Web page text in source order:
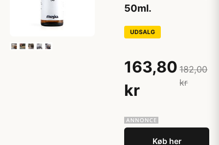
50ml.
UDSALG
163,80
kr
182,00
kr
Køb her